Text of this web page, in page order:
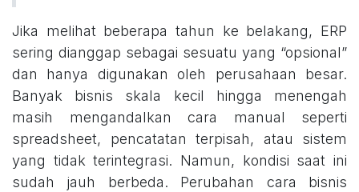
Jika melihat beberapa tahun ke belakang, ERP
sering dianggap sebagai sesuatu yang “opsional”
dan hanya digunakan oleh perusahaan besar.
Banyak bisnis skala kecil hingga menengah
masih mengandalkan cara manual seperti
spreadsheet, pencatatan terpisah, atau sistem
yang tidak terintegrasi. Namun, kondisi saat ini
sudah jauh berbeda. Perubahan cara bisnis